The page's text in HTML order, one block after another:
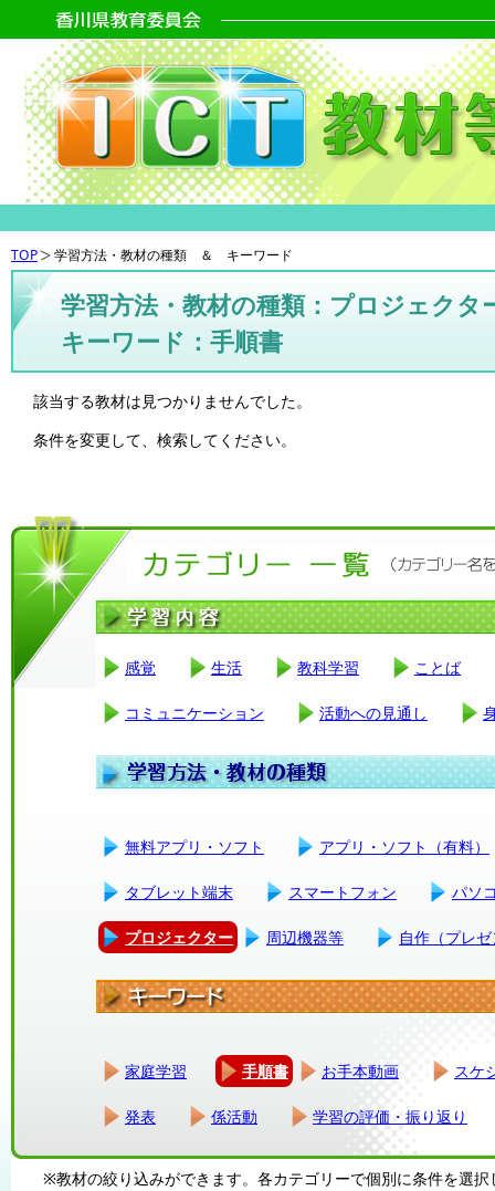
TOP 学習方法・教材の種類 ＆ キーワード
学習方法・教材の種類：プロジェクタ
キーワード：手順書
該当する教材は見つかりませんでした。
条件を変更して、検索してください。
感覚 生活 教科学習 ことば
コミュニケーション 活動への見通し
無料アプリ・ソフト アプリ・ソフト（有料）
タブレット端末 スマートフォン パソ
プロジェクター 周辺機器等 自作（プレ
家庭学習 手順書 お手本動画 スケ
発表 係活動 学習の評価・振り返り
※教材の絞り込みができます。各カテゴリーで個別に条件を選択